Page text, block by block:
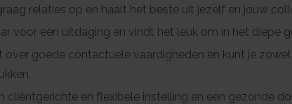
relaties op en haalt het beste uit jezelf en jouw
voor een uitdaging en vindt het leuk om in het diepe
over goede contactuele vaardigheden en kunt je
cliëntgerichte en flexibele instelling en een gezonde